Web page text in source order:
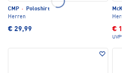
CMP ·
Poloshirt
Herren
€ 29,99 €